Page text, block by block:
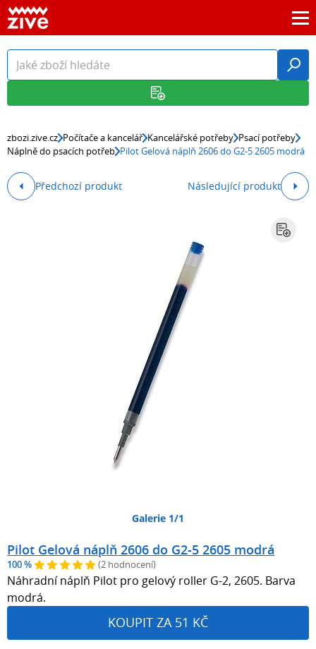
zbozi.zive.cz Počítače a kancelář Kancelářské potřeby Psací potřeby
Náplně do psacích potřeb Pilot Gelová náplň 2606 do G2-5 2605 modrá
Předchozí produkt Následující produkt
Galerie 1/1
Pilot Gelová náplň 2606 do G2-5 2605 modrá
100 % (2 hodnocení)
Náhradní náplň Pilot pro gelový roller G-2, 2605. Barva
modrá.
KOUPIT ZA 51 KČ